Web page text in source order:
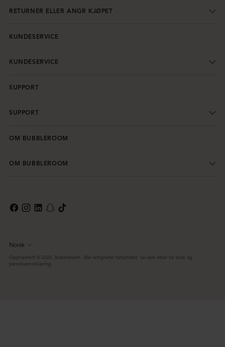
RETURNER ELLER ANGR KJØPET
KUNDESERVICE
KUNDESERVICE
SUPPORT
SUPPORT
OM BUBBLEROOM
OM BUBBLEROOM
Språk
Norsk
Opphavsrett © 2026, Bubbleroom. Alle rettigheter forbeholdt. Se våre vilkår for bruk og
personvernerklæring.